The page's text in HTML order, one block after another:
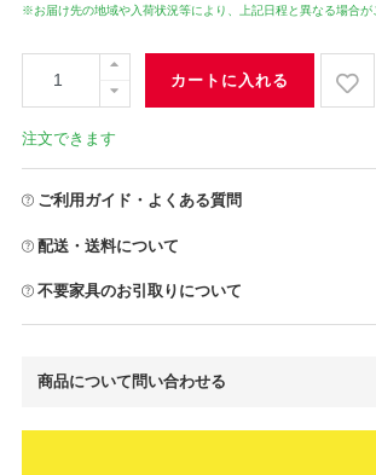
※お届け先の地域や入荷状況等により、上記日程と異なる場合が
カートに入れる
注文できます
ご利用ガイド・よくある質問
配送・送料について
不要家具のお引取りについて
商品について問い合わせる